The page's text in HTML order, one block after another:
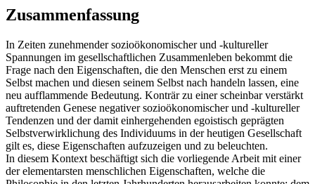
Zusammenfassung
In Zeiten zunehmender sozioökonomischer und -kultureller
Spannungen im gesellschaftlichen Zusammenleben bekommt die
Frage nach den Eigenschaften, die den Menschen erst zu einem
Selbst machen und diesen seinem Selbst nach handeln lassen, eine
neu aufflammende Bedeutung. Konträr zu einer scheinbar verstärkt
auftretenden Genese negativer sozioökonomischer und -kultureller
Tendenzen und der damit einhergehenden egoistisch geprägten
Selbstverwirklichung des Individuums in der heutigen Gesellschaft
gilt es, diese Eigenschaften aufzuzeigen und zu beleuchten.
In diesem Kontext beschäftigt sich die vorliegende Arbeit mit einer
der elementarsten menschlichen Eigenschaften, welche die